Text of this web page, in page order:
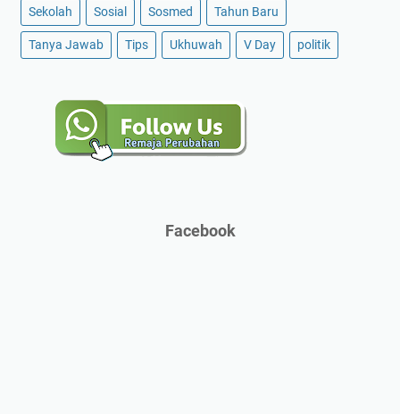
Sekolah Sosial Sosmed Tahun Baru
Tanya Jawab Tips Ukhuwah V Day politik
Facebook